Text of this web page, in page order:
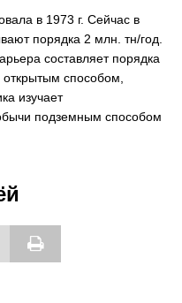
в 1973 г. Сейчас в
порядка 2 млн. тн/год.
составляет порядка
способом,
изучает
подземным способом